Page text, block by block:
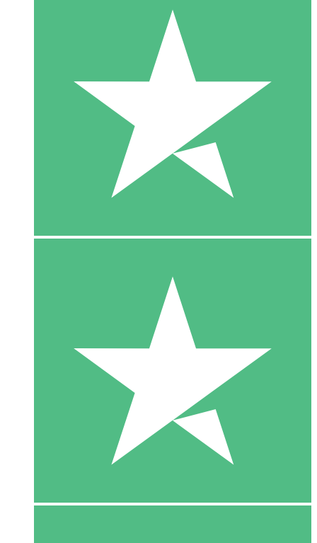
10 Downloads
20 00